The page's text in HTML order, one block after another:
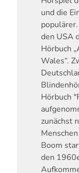
und die
den USA
Hörbuch
Wales“.
Hörbuch
zunächst
Boom
den